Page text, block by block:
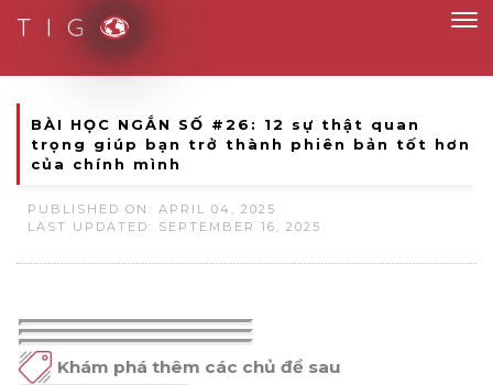
T I G
BÀI HỌC NGẮN SỐ #26: 12 sự thật quan
trọng giúp bạn trở thành phiên bản tốt hơn
của chính mình
PUBLISHED ON: APRIL 04, 2025
LAST UPDATED: SEPTEMBER 16, 2025
Khám phá thêm các chủ đề sau